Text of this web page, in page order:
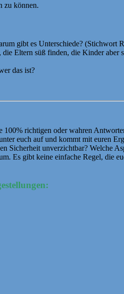
zu können.
gibt es Unterschiede? (Stichwort
Eltern süß finden, die Kinder aber
das ist?
richtigen oder wahren
euch auf und kommt mit euren
unverzichtbar? Welche
Es gibt keine einfache Regel, die